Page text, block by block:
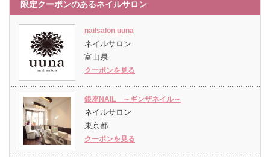
限定クーポンのあるネイルサロン
nailsalon uuna
ネイルサロン
富山県
クーポンを見る
銀座NAIL ～ギンザネイル～
ネイルサロン
東京都
クーポンを見る